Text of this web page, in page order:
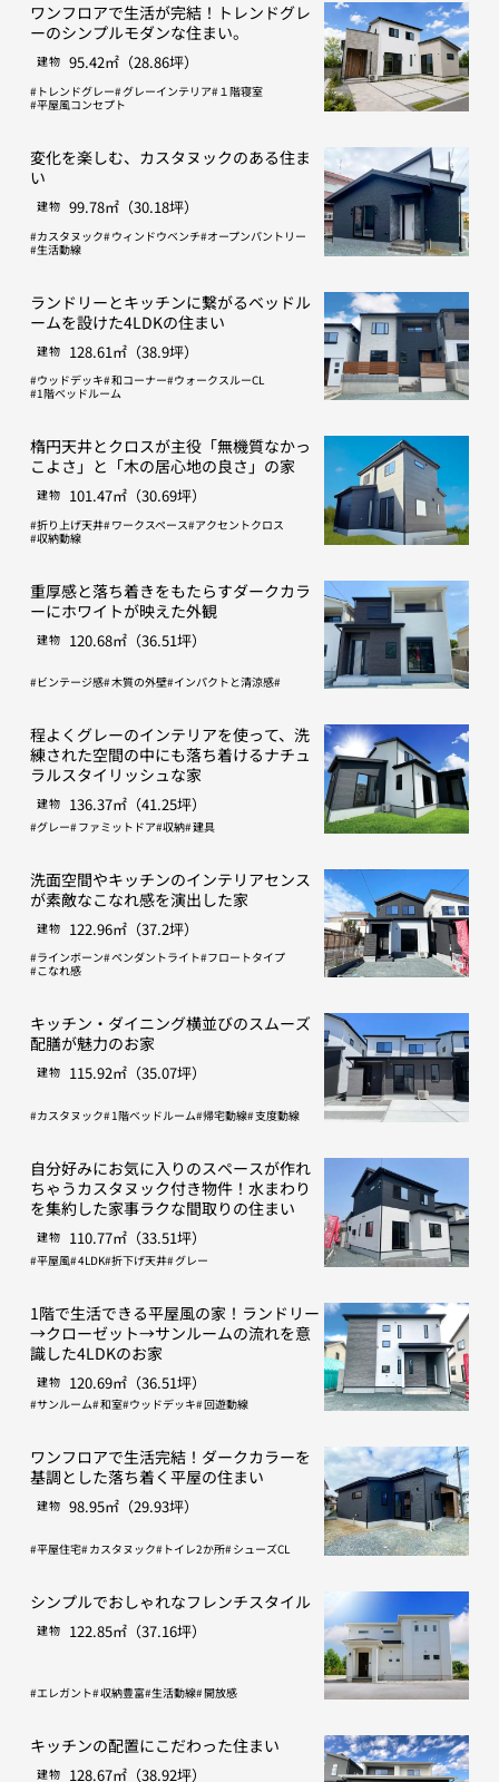
ワンフロアで生活が完結！トレンドグレ
ーのシンプルモダンな住まい。
建物 95.42㎡（28.86坪）
トレンドグレー グレーインテリア １階寝室
平屋風コンセプト
変化を楽しむ、カスタヌックのある住ま
い
建物 99.78㎡（30.18坪）
カスタヌック ウィンドウベンチ オープンパントリー
生活動線
ランドリーとキッチンに繋がるベッドル
ームを設けた4LDKの住まい
建物 128.61㎡（38.9坪）
ウッドデッキ 和コーナー ウォークスルーCL
1階ベッドルーム
楕円天井とクロスが主役「無機質なかっ
こよさ」と「木の居心地の良さ」の家
建物 101.47㎡（30.69坪）
折り上げ天井 ワークスペース アクセントクロス
収納動線
重厚感と落ち着きをもたらすダークカラ
ーにホワイトが映えた外観
建物 120.68㎡（36.51坪）
ビンテージ感 木質の外壁 インパクトと清涼感
程よくグレーのインテリアを使って、洗
練された空間の中にも落ち着けるナチュ
ラルスタイリッシュな家
建物 136.37㎡（41.25坪）
グレー ファミットドア 収納 建具
洗面空間やキッチンのインテリアセンス
が素敵なこなれ感を演出した家
建物 122.96㎡（37.2坪）
ラインボーン ペンダントライト フロートタイプ
こなれ感
キッチン・ダイニング横並びのスムーズ
配膳が魅力のお家
建物 115.92㎡（35.07坪）
カスタヌック 1階ベッドルーム 帰宅動線 支度動線
自分好みにお気に入りのスペースが作れ
ちゃうカスタヌック付き物件！水まわり
を集約した家事ラクな間取りの住まい
建物 110.77㎡（33.51坪）
平屋風 4LDK 折下げ天井 グレー
1階で生活できる平屋風の家！ランドリー
→クローゼット→サンルームの流れを意
識した4LDKのお家
建物 120.69㎡（36.51坪）
サンルーム 和室 ウッドデッキ 回遊動線
ワンフロアで生活完結！ダークカラーを
基調とした落ち着く平屋の住まい
建物 98.95㎡（29.93坪）
平屋住宅 カスタヌック トイレ2か所 シューズCL
シンプルでおしゃれなフレンチスタイル
建物 122.85㎡（37.16坪）
エレガント 収納豊富 生活動線 開放感
キッチンの配置にこだわった住まい
建物 128.67㎡（38.92坪）